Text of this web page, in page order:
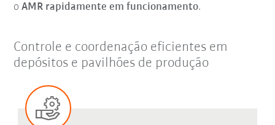
oAMR rapidamente em funcionamento.
Controle e coordenação eficientes em
depósitos e pavilhões de produção